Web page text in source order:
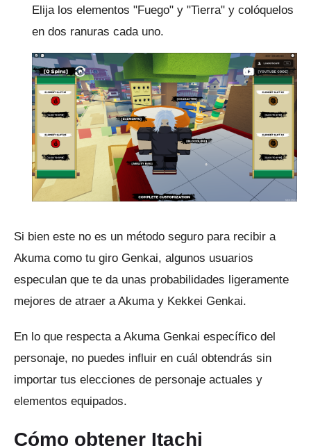
Elija los elementos "Fuego" y "Tierra" y colóquelos
en dos ranuras cada uno.
Si bien este no es un método seguro para recibir a
Akuma como tu giro Genkai, algunos usuarios
especulan que te da unas probabilidades ligeramente
mejores de atraer a Akuma y Kekkei Genkai.
En lo que respecta a Akuma Genkai específico del
personaje, no puedes influir en cuál obtendrás sin
importar tus elecciones de personaje actuales y
elementos equipados.
Cómo obtener Itachi